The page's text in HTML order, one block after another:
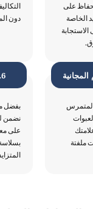
على
الخاصة
دون
ملفتة
6. قدرة إنتاجية قوية
بفضل
نضمن
على
بسلاسة